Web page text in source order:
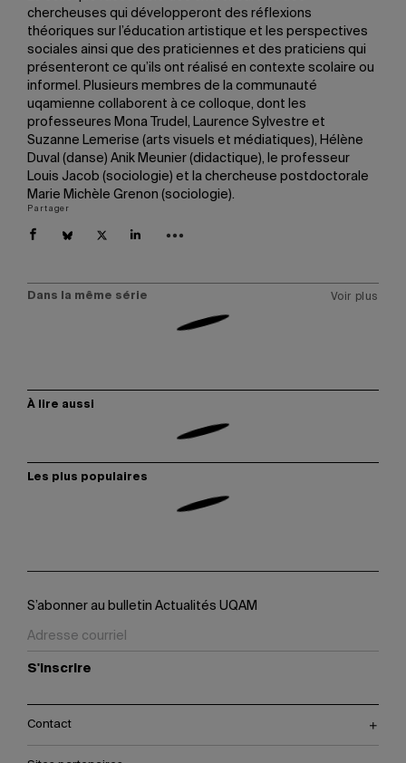
chercheuses qui développeront des réflexions
théoriques sur l’éducation artistique et les perspectives
sociales ainsi que des praticiennes et des praticiens qui
présenteront ce qu’ils ont réalisé en contexte scolaire ou
informel. Plusieurs membres de la communauté
uqamienne collaborent à ce colloque, dont les
professeures Mona Trudel, Laurence Sylvestre et
Suzanne Lemerise (arts visuels et médiatiques), Hélène
Duval (danse) Anik Meunier (didactique), le professeur
Louis Jacob (sociologie) et la chercheuse postdoctorale
Marie Michèle Grenon (sociologie).
Partager
Dans la même série Voir plus
À lire aussi
Les plus populaires
S’abonner au bulletin Actualités UQAM
S'inscrire
Contact